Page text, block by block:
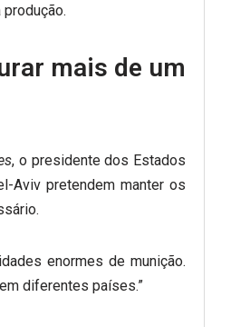
mais de um
, o presidente dos Estados
Aviv pretendem manter os
enormes de munição.
diferentes países.”